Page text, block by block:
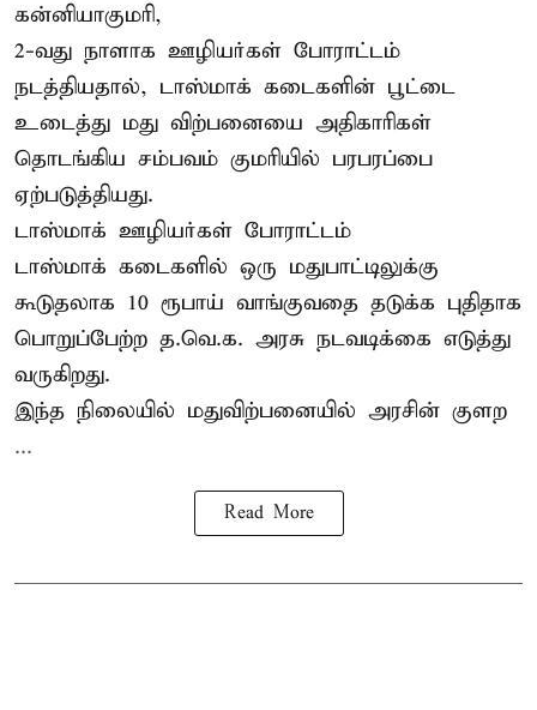
கன்னியாகுமரி,
2-வது நாளாக ஊழியர்கள் போராட்டம்
நடத்தியதால், டாஸ்மாக் கடைகளின் பூட்டை
உடைத்து மது விற்பனையை அதிகாரிகள்
தொடங்கிய சம்பவம் குமரியில் பரபரப்பை
ஏற்படுத்தியது.
டாஸ்மாக் ஊழியர்கள் போராட்டம்
டாஸ்மாக் கடைகளில் ஒரு மதுபாட்டிலுக்கு
கூடுதலாக 10 ரூபாய் வாங்குவதை தடுக்க புதிதாக
பொறுப்பேற்ற த.வெ.க. அரசு நடவடிக்கை எடுத்து
வருகிறது.
இந்த நிலையில் மதுவிற்பனையில் அரசின் குளற
...
Read More